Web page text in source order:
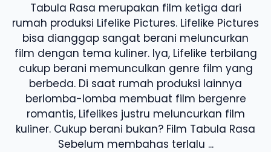
Tabula Rasa merupakan film ketiga dari
rumah produksi Lifelike Pictures. Lifelike Pictures
bisa dianggap sangat berani meluncurkan
film dengan tema kuliner. Iya, Lifelike terbilang
cukup berani memunculkan genre film yang
berbeda. Di saat rumah produksi lainnya
berlomba-lomba membuat film bergenre
romantis, Lifelikes justru meluncurkan film
kuliner. Cukup berani bukan? Film Tabula Rasa
Sebelum membahas terlalu ...